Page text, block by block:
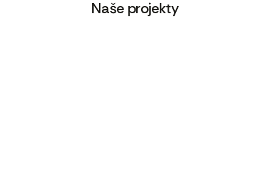
Naše projekty